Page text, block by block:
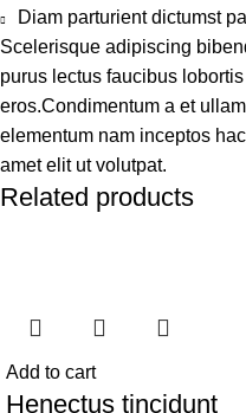
Diam parturient dictumst
Scelerisque adipiscing
purus lectus faucibus
eros.Condimentum a et
elementum nam inceptos
amet elit ut volutpat.
Related products
Add to cart
Henectus tincidunt